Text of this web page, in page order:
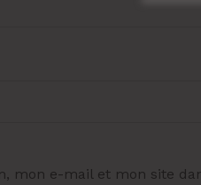
mon e-mail et mon site